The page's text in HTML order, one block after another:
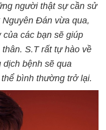
người thật sự cần sử
Đán vừa qua,
của các bạn sẽ giúp
S.T rất tự hào về
bệnh sẽ qua
bình thường trở lại.